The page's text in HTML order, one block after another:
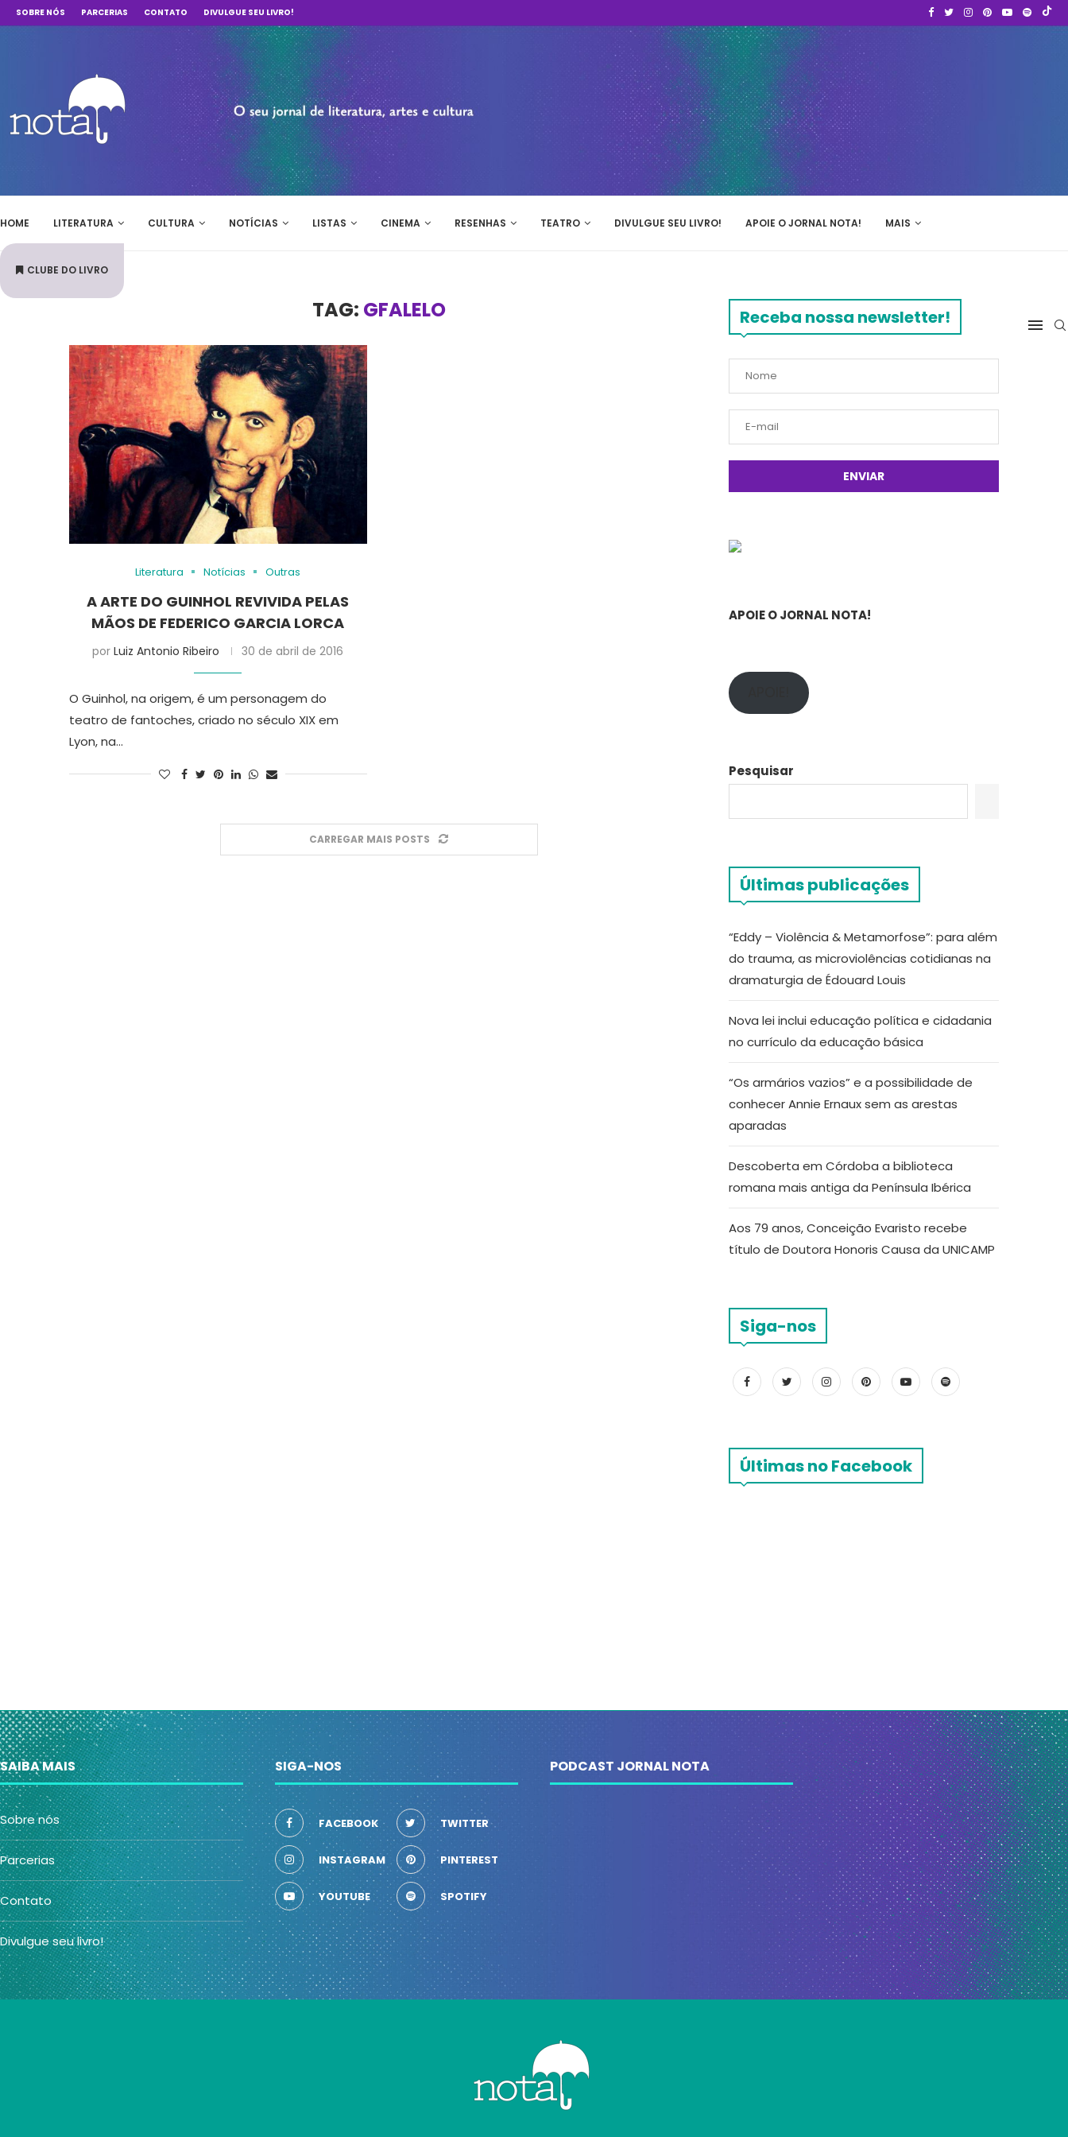
SOBRE NÓS PARCERIAS CONTATO DIVULGUE SEU LIVRO!
HOME LITERATURA CULTURA NOTÍCIAS LISTAS CINEMA RESENHAS TEATRO DIVULGUE SEU LIVRO! APOIE O JORNAL NOTA! MAIS
CLUBE DO LIVRO
TAG: GFALELO
Literatura Notícias Outras
A ARTE DO GUINHOL REVIVIDA PELAS
MÃOS DE FEDERICO GARCIA LORCA
porLuiz Antonio Ribeiro 30 de abril de 2016
O Guinhol, na origem, é um personagem do
teatro de fantoches, criado no século XIX em
Lyon, na…
CARREGAR MAIS POSTS
Receba nossa newsletter!
APOIE O JORNAL NOTA!
Pesquisar
Últimas publicações
“Eddy – Violência & Metamorfose”: para além
do trauma, as microviolências cotidianas na
dramaturgia de Édouard Louis
Nova lei inclui educação política e cidadania
no currículo da educação básica
“Os armários vazios” e a possibilidade de
conhecer Annie Ernaux sem as arestas
aparadas
Descoberta em Córdoba a biblioteca
romana mais antiga da Península Ibérica
Aos 79 anos, Conceição Evaristo recebe
título de Doutora Honoris Causa da UNICAMP
Siga-nos
Últimas no Facebook
SAIBA MAIS
Sobre nós
Parcerias
Contato
Divulgue seu livro!
SIGA-NOS
FACEBOOK TWITTER
INSTAGRAM PINTEREST
YOUTUBE SPOTIFY
PODCAST JORNAL NOTA